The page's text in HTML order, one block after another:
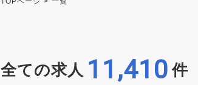
全ての求人 11,410 件